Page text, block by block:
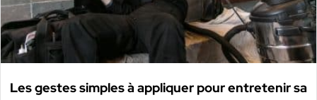
Les gestes simples à appliquer pour entretenir sa